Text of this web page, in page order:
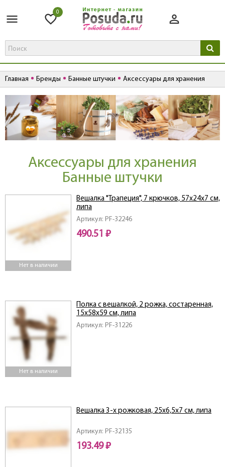
0
Главная Бренды Банные штучки Аксессуары для хранения
Аксессуары для хранения
Банные штучки
Нет в наличии
Артикул: PF-32246
Вешалка "Трапеция", 7 крючков, 57х24х7 см,
липа
490.51 ₽
Нет в наличии
Артикул: PF-31226
Полка с вешалкой, 2 рожка, состаренная,
15х58х59 см, липа
Артикул: PF-32135
Вешалка 3-х рожковая, 25х6,5х7 см, липа
193.49 ₽